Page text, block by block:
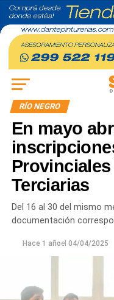
RÍO NEGRO
En mayo
Terciarias
Del 16 al 30 del mismo
documentación
Hace 1 añoel 04/04/2025